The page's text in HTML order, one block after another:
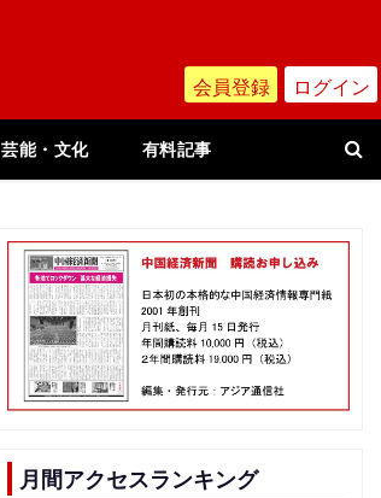
会員登録 ログイン
芸能・文化 有料記事
月間アクセスランキング